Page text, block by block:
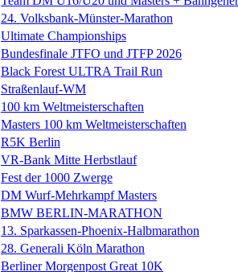
24. Volksbank-Münster-Marathon
Ultimate Championships
Bundesfinale JTFO und JTFP 2026
Black Forest ULTRA Trail Run
Straßenlauf-WM
100 km Weltmeisterschaften
Masters 100 km Weltmeisterschaften
R5K Berlin
VR-Bank Mitte Herbstlauf
Fest der 1000 Zwerge
DM Wurf-Mehrkampf Masters
BMW BERLIN-MARATHON
13. Sparkassen-Phoenix-Halbmarathon
28. Generali Köln Marathon
Berliner Morgenpost Great 10K